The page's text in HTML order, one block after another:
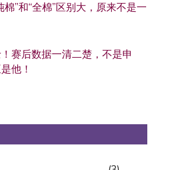
棉”和“全棉”区别大，原来不是一
赛后数据一清二楚，不是申
他！